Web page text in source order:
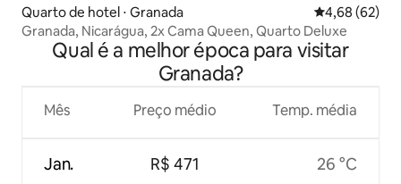
Quarto de hotel ⋅ Granada 4,68 de uma
4,68 (62)
Granada, Nicarágua, 2x Cama Queen, Quarto Deluxe
Qual é a melhor época para visitar
Granada?
Mês
Jan.
Preço médio
R$ 471
Temp. média
26 °C